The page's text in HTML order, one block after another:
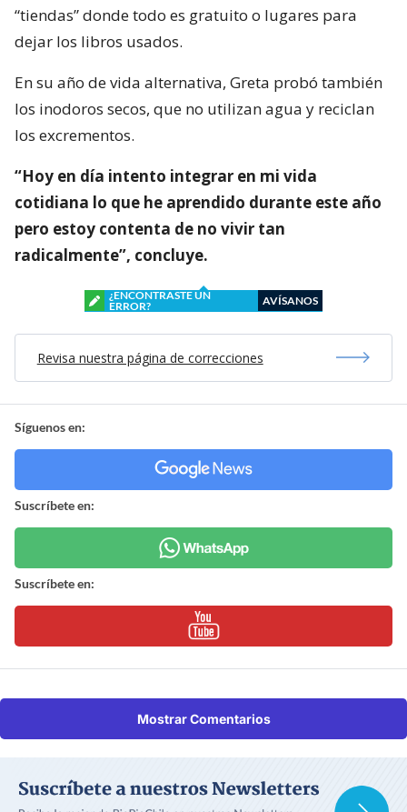
“tiendas” donde todo es gratuito o lugares para
dejar los libros usados.
En su año de vida alternativa, Greta probó también
los inodoros secos, que no utilizan agua y reciclan
los excrementos.
“Hoy en día intento integrar en mi vida
cotidiana lo que he aprendido durante este año
pero estoy contenta de no vivir tan
radicalmente”, concluye.
¿ENCONTRASTE UN
ERROR?
AVÍSANOS
Revisa nuestra página de correcciones
Síguenos en:
Suscríbete en:
Suscríbete en:
Mostrar Comentarios